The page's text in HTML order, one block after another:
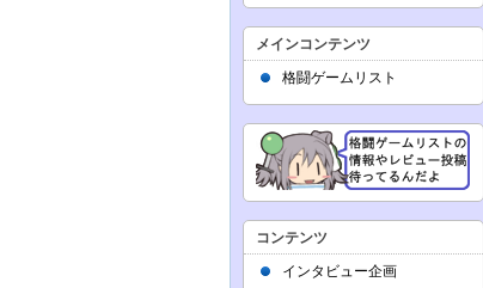
メインコンテンツ
格闘ゲームリスト
コンテンツ
インタビュー企画